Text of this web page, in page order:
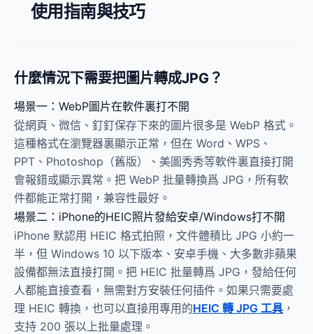
使用指南與技巧
什麼情況下需要把圖片轉成JPG？
場景一：WebP圖片在軟件裏打不開
從網頁、微信、釘釘保存下來的圖片很多是 WebP 格式。
這種格式在瀏覽器裏顯示正常，但在 Word、WPS、
PPT、Photoshop（舊版）、美圖秀秀等軟件裏直接打開
會報錯或顯示異常。把 WebP 批量轉換爲 JPG，所有軟
件都能正常打開，兼容性最好。
場景二：iPhone的HEIC照片發給安卓/Windows打不開
iPhone 默認用 HEIC 格式拍照，文件體積比 JPG 小約一
半，但 Windows 10 以下版本、安卓手機、大多數非蘋果
設備都無法直接打開。把 HEIC 批量轉爲 JPG，發給任何
人都能直接查看，無需對方安裝任何插件。如果只需要處
理 HEIC 轉換，也可以直接用專用的HEIC 轉 JPG 工具 ，
支持 200 張以上批量處理。